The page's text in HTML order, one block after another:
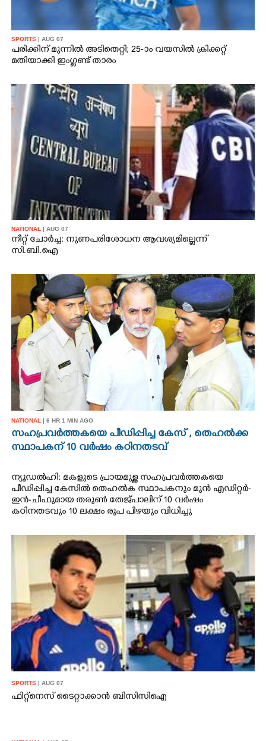
SPORTS | AUG 07
പരിക്കിന് മുന്നിൽ അടിതെറ്റി; 25-ാം വയസിൽ ക്രിക്കറ്റ്
മതിയാക്കി ഇംഗ്ലണ്ട് താരം
NATIONAL | AUG 07
നീറ്റ് ചോർച്ച: നുണപരിശോധന ആവശ്യമില്ലെന്ന്
സി.ബി.ഐ
NATIONAL | 6 HR 1 MIN AGO
സഹപ്രവർത്തകയെ പീഡിപ്പിച്ച കേസ് , തെഹൽക്ക
സ്ഥാപകന് 10 വർഷം കഠിനതടവ്
ന്യൂഡൽഹി: മകളുടെ പ്രായമുള്ള സഹപ്രവർത്തകയെ
പീഡിപ്പിച്ച കേസിൽ തെഹൽക സ്ഥാപകനും മുൻ എഡിറ്റർ-
ഇൻ-ചീഫുമായ തരുൺ തേജ്പാലിന് 10 വർഷം
കഠിനതടവും 10 ലക്ഷം രൂപ പിഴയും വിധിച്ചു
SPORTS | AUG 07
ഫിറ്റ്നെസ് ടൈറ്റാക്കാൻ ബിസിസിഐ